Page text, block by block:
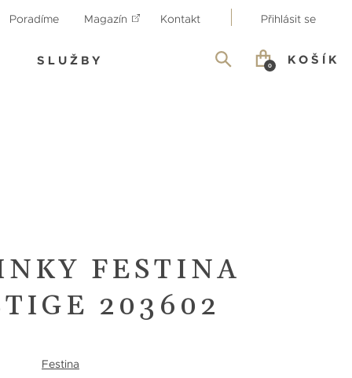
Poradíme Magazín Kontakt Přihlásit se
SLUŽBY KOŠÍK
0
FESTINA
203602
Festina